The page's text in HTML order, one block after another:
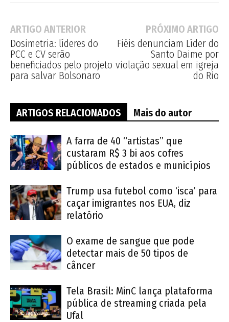
ARTIGO ANTERIOR
Dosimetria: líderes do
PCC e CV serão
beneficiados pelo projeto
para salvar Bolsonaro
PRÓXIMO ARTIGO
Fiéis denunciam Líder do
Santo Daime por
violação sexual em igreja
do Rio
ARTIGOS RELACIONADOS Mais do autor
A farra de 40 “artistas” que
custaram R$ 3 bi aos cofres
públicos de estados e municípios
Trump usa futebol como ‘isca’ para
caçar imigrantes nos EUA, diz
relatório
O exame de sangue que pode
detectar mais de 50 tipos de
câncer
Tela Brasil: MinC lança plataforma
pública de streaming criada pela
Ufal